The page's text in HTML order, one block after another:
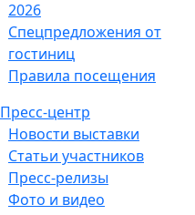
2026
Спецпредложения от
гостиниц
Правила посещения
Пресс-центр
Новости выставки
Статьи участников
Пресс-релизы
Фото и видео